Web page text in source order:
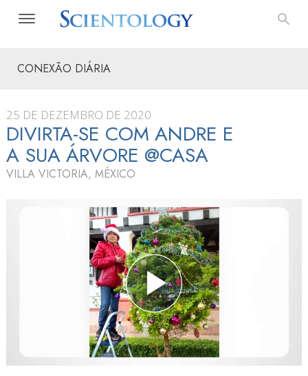
CONEXÃO DIÁRIA
25 DE DEZEMBRO DE 2020
DIVIRTA-SE COM ANDRE E
A SUA ÁRVORE @CASA
VILLA VICTORIA, MÉXICO